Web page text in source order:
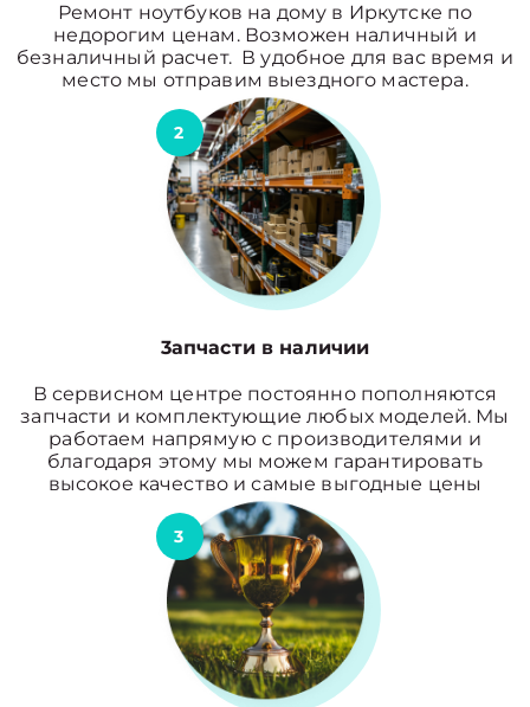
Ремонт ноутбуков на дому в Иркутске по
недорогим ценам. Возможен наличный и
безналичный расчет. В удобное для вас время и
место мы отправим выездного мастера.
2
3апчасти в наличии
В сервисном центре постоянно пополняются
запчасти и комплектующие любых моделей. Мы
работаем напрямую с производителями и
благодаря этому мы можем гарантировать
высокое качество и самые выгодные цены
3